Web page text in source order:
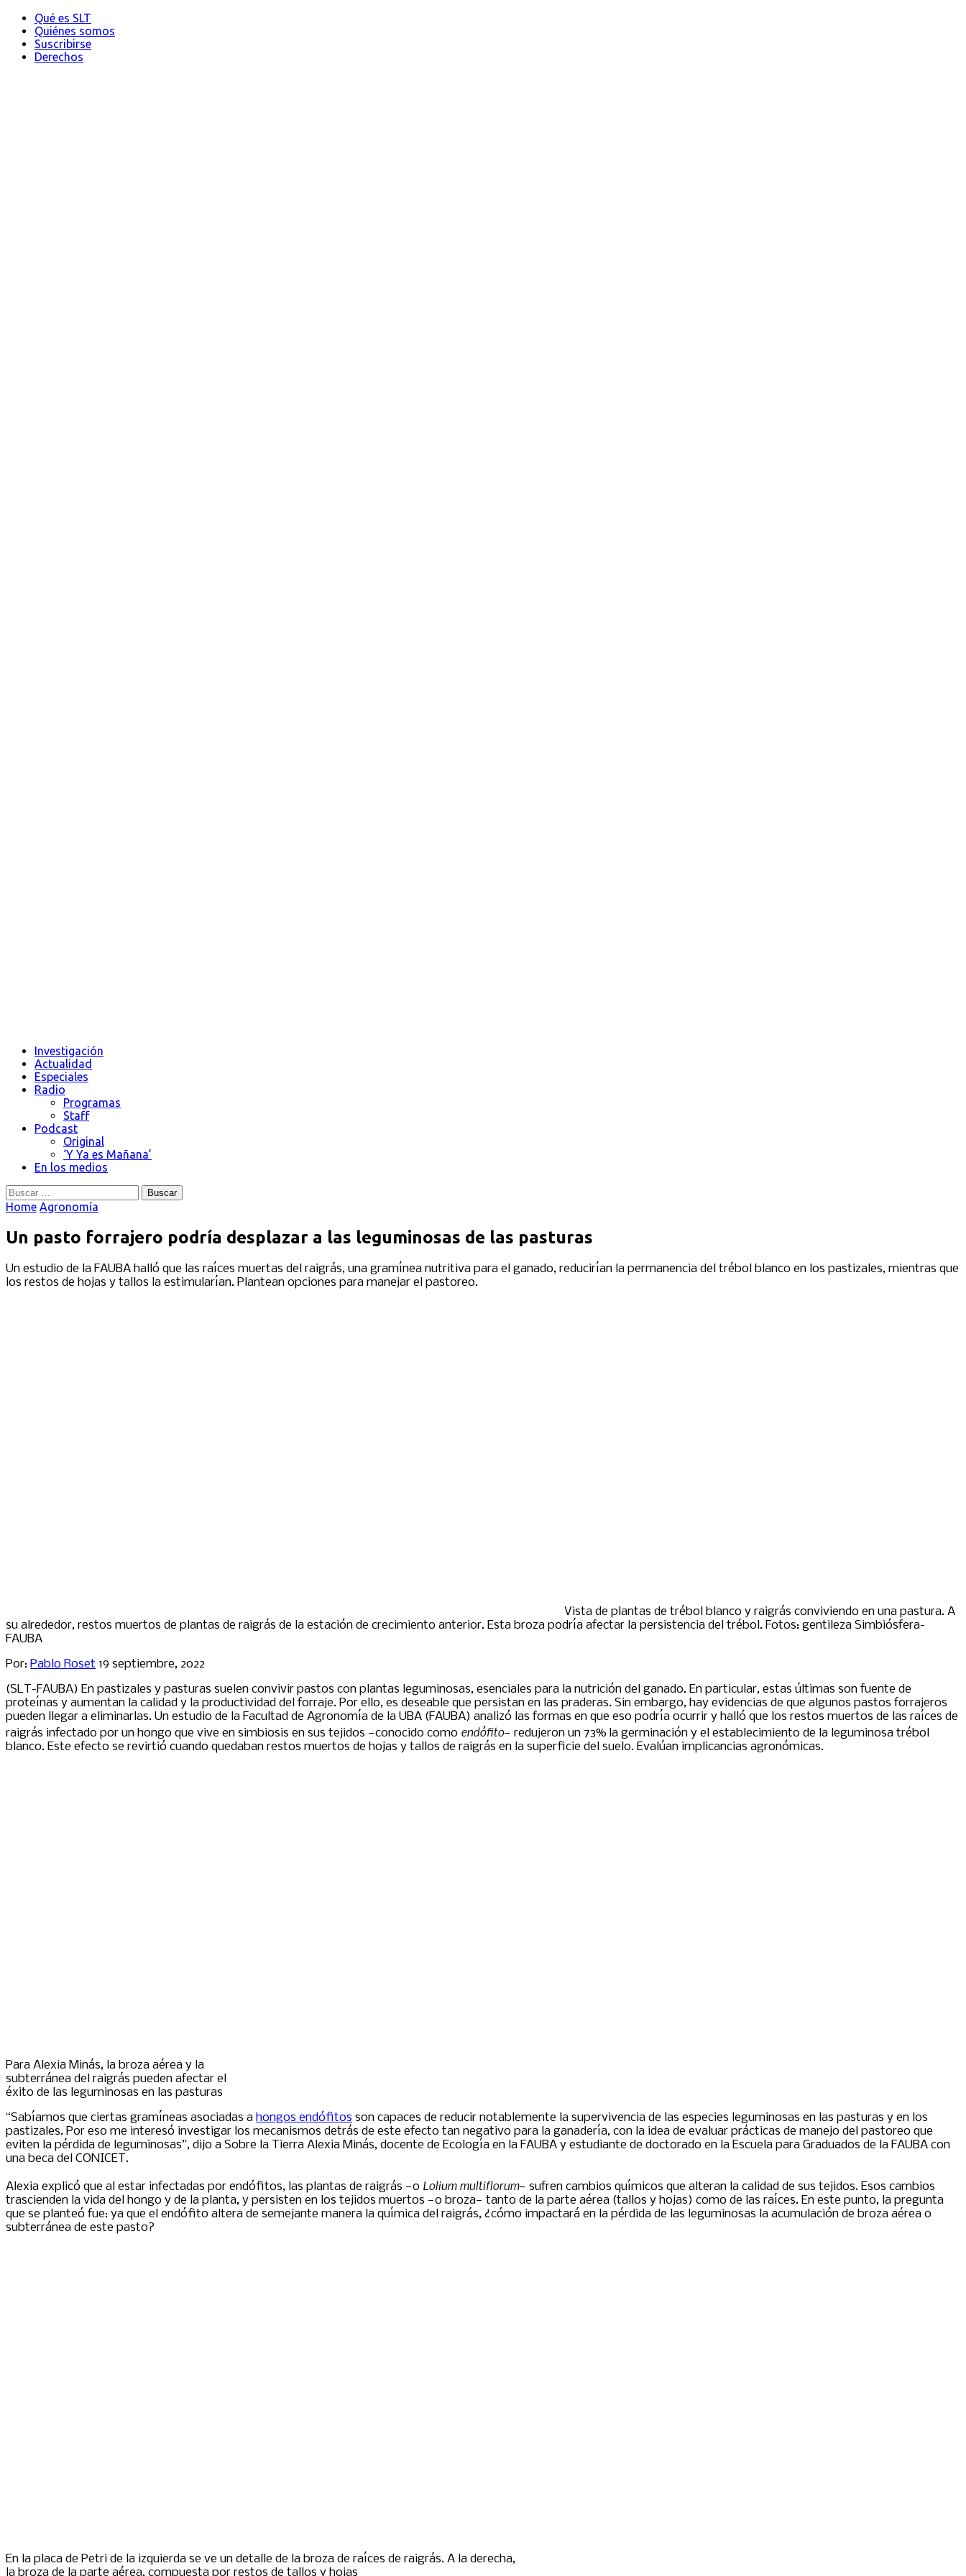
Qué es SLT
Quiénes somos
Suscribirse
Derechos
Investigación
Actualidad
Especiales
Radio
Programas
Staff
Podcast
Original
‘Y Ya es Mañana’
En los medios
Buscar:
Home Agronomía
Un pasto forrajero podría desplazar a las leguminosas de las pasturas
Un estudio de la FAUBA halló que las raíces muertas del raigrás, una gramínea nutritiva para el ganado, reducirían la permanencia del trébol blanco en los pastizales, mientras que
los restos de hojas y tallos la estimularían. Plantean opciones para manejar el pastoreo.
Vista de plantas de trébol blanco y raigrás conviviendo en una pastura. A
su alrededor, restos muertos de plantas de raigrás de la estación de crecimiento anterior. Esta broza podría afectar la persistencia del trébol. Fotos: gentileza Simbiósfera-
FAUBA
Por: Pablo Roset 19 septiembre, 2022
(SLT-FAUBA) En pastizales y pasturas suelen convivir pastos con plantas leguminosas, esenciales para la nutrición del ganado. En particular, estas últimas son fuente de
proteínas y aumentan la calidad y la productividad del forraje. Por ello, es deseable que persistan en las praderas. Sin embargo, hay evidencias de que algunos pastos forrajeros
pueden llegar a eliminarlas. Un estudio de la Facultad de Agronomía de la UBA (FAUBA) analizó las formas en que eso podría ocurrir y halló que los restos muertos de las raíces de
raigrás infectado por un hongo que vive en simbiosis en sus tejidos —conocido como endófito— redujeron un 73% la germinación y el establecimiento de la leguminosa trébol
blanco. Este efecto se revirtió cuando quedaban restos muertos de hojas y tallos de raigrás en la superficie del suelo. Evalúan implicancias agronómicas.
Para Alexia Minás, la broza aérea y la
subterránea del raigrás pueden afectar el
éxito de las leguminosas en las pasturas
“Sabíamos que ciertas gramíneas asociadas a hongos endófitos son capaces de reducir notablemente la supervivencia de las especies leguminosas en las pasturas y en los
pastizales. Por eso me interesó investigar los mecanismos detrás de este efecto tan negativo para la ganadería, con la idea de evaluar prácticas de manejo del pastoreo que
eviten la pérdida de leguminosas”, dijo a Sobre la Tierra Alexia Minás, docente de Ecología en la FAUBA y estudiante de doctorado en la Escuela para Graduados de la FAUBA con
una beca del CONICET.
Alexia explicó que al estar infectadas por endófitos, las plantas de raigrás —o Lolium multiflorum— sufren cambios químicos que alteran la calidad de sus tejidos. Esos cambios
trascienden la vida del hongo y de la planta, y persisten en los tejidos muertos —o broza— tanto de la parte aérea (tallos y hojas) como de las raíces. En este punto, la pregunta
que se planteó fue: ya que el endófito altera de semejante manera la química del raigrás, ¿cómo impactará en la pérdida de las leguminosas la acumulación de broza aérea o
subterránea de este pasto?
En la placa de Petri de la izquierda se ve un detalle de la broza de raíces de raigrás. A la derecha,
la broza de la parte aérea, compuesta por restos de tallos y hojas